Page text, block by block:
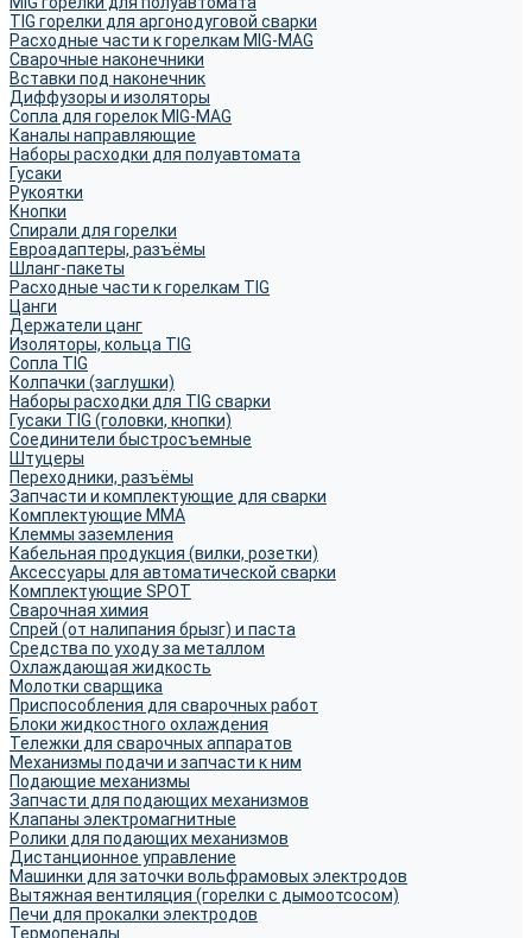
TIG горелки для аргонодуговой сварки
Расходные части к горелкам MIG-MAG
Сварочные наконечники
Вставки под наконечник
Диффузоры и изоляторы
Сопла для горелок MIG-MAG
Каналы направляющие
Наборы расходки для полуавтомата
Гусаки
Рукоятки
Кнопки
Спирали для горелки
Евроадаптеры, разъёмы
Шланг-пакеты
Расходные части к горелкам TIG
Цанги
Держатели цанг
Изоляторы, кольца TIG
Сопла TIG
Колпачки (заглушки)
Наборы расходки для TIG сварки
Гусаки TIG (головки, кнопки)
Соединители быстросъемные
Штуцеры
Переходники, разъёмы
Запчасти и комплектующие для сварки
Комплектующие ММА
Клеммы заземления
Кабельная продукция (вилки, розетки)
Аксессуары для автоматической сварки
Комплектующие SPOT
Сварочная химия
Спрей (от налипания брызг) и паста
Средства по уходу за металлом
Охлаждающая жидкость
Молотки сварщика
Приспособления для сварочных работ
Блоки жидкостного охлаждения
Тележки для сварочных аппаратов
Механизмы подачи и запчасти к ним
Подающие механизмы
Запчасти для подающих механизмов
Клапаны электромагнитные
Ролики для подающих механизмов
Дистанционное управление
Машинки для заточки вольфрамовых электродов
Вытяжная вентиляция (горелки с дымоотсосом)
Печи для прокалки электродов
Термопеналы